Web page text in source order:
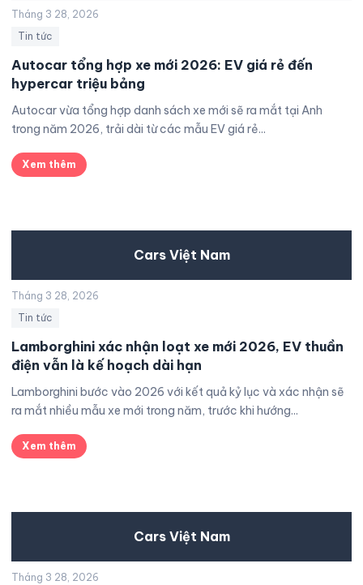
Tháng 3 28, 2026
Tin tức
Autocar tổng hợp xe mới 2026: EV giá rẻ đến
hypercar triệu bảng
Autocar vừa tổng hợp danh sách xe mới sẽ ra mắt tại Anh
trong năm 2026, trải dài từ các mẫu EV giá rẻ...
Xem thêm
Cars Việt Nam
Tháng 3 28, 2026
Tin tức
Lamborghini xác nhận loạt xe mới 2026, EV thuần
điện vẫn là kế hoạch dài hạn
Lamborghini bước vào 2026 với kết quả kỷ lục và xác nhận sẽ
ra mắt nhiều mẫu xe mới trong năm, trước khi hướng...
Xem thêm
Cars Việt Nam
Tháng 3 28, 2026